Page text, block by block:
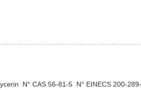
N° CAS 56-81-5 N° EINECS 200-